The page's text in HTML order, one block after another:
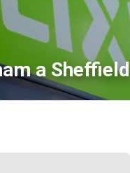
a Sheffield